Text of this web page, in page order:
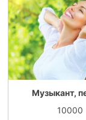
Музыкант,
10000